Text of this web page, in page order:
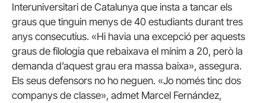
Interuniversitari de Catalunya que insta a tancar els
graus que tinguin menys de 40 estudiants durant tres
anys consecutius. «Hi havia una excepció per aquests
graus de filologia que rebaixava el mínim a 20, però la
demanda d’aquest grau era massa baixa», assegura.
Els seus defensors no ho neguen. «Jo només tinc dos
companys de classe», admet Marcel Fernández,